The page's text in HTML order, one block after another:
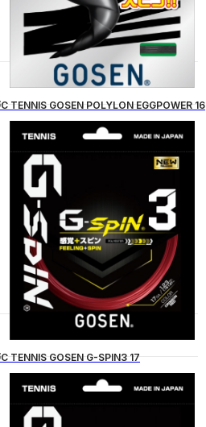
TENNIS GOSEN POLYLON EGGPOWER 16
TENNIS GOSEN G-SPIN3 17